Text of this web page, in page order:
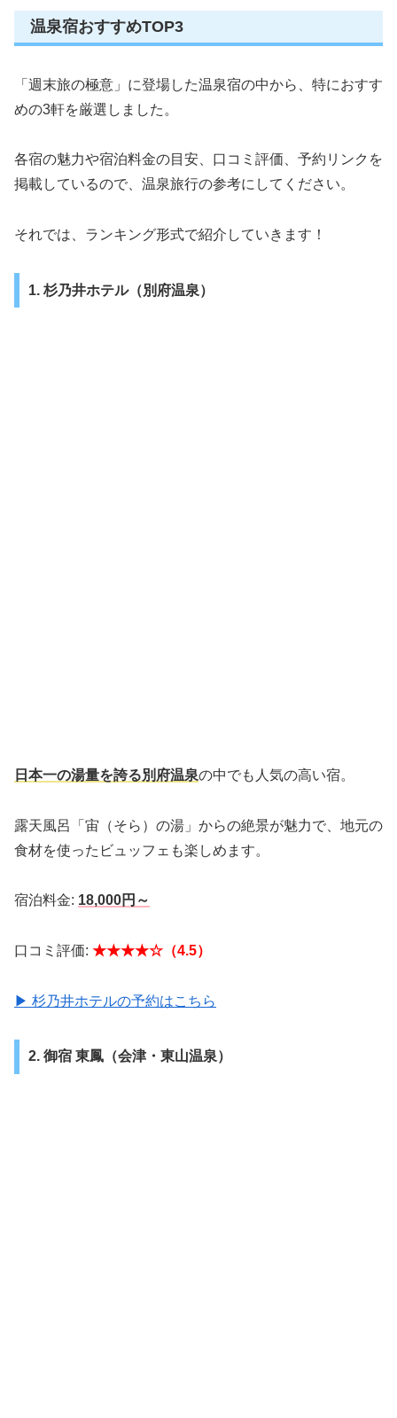
温泉宿おすすめTOP3
「週末旅の極意」に登場した温泉宿の中から、特におすす
めの3軒を厳選しました。
各宿の魅力や宿泊料金の目安、口コミ評価、予約リンクを
掲載しているので、温泉旅行の参考にしてください。
それでは、ランキング形式で紹介していきます！
1. 杉乃井ホテル（別府温泉）
日本一の湯量を誇る別府温泉の中でも人気の高い宿。
露天風呂「宙（そら）の湯」からの絶景が魅力で、地元の
食材を使ったビュッフェも楽しめます。
宿泊料金: 18,000円～
口コミ評価: ★★★★☆（4.5）
▶ 杉乃井ホテルの予約はこちら
2. 御宿 東鳳（会津・東山温泉）